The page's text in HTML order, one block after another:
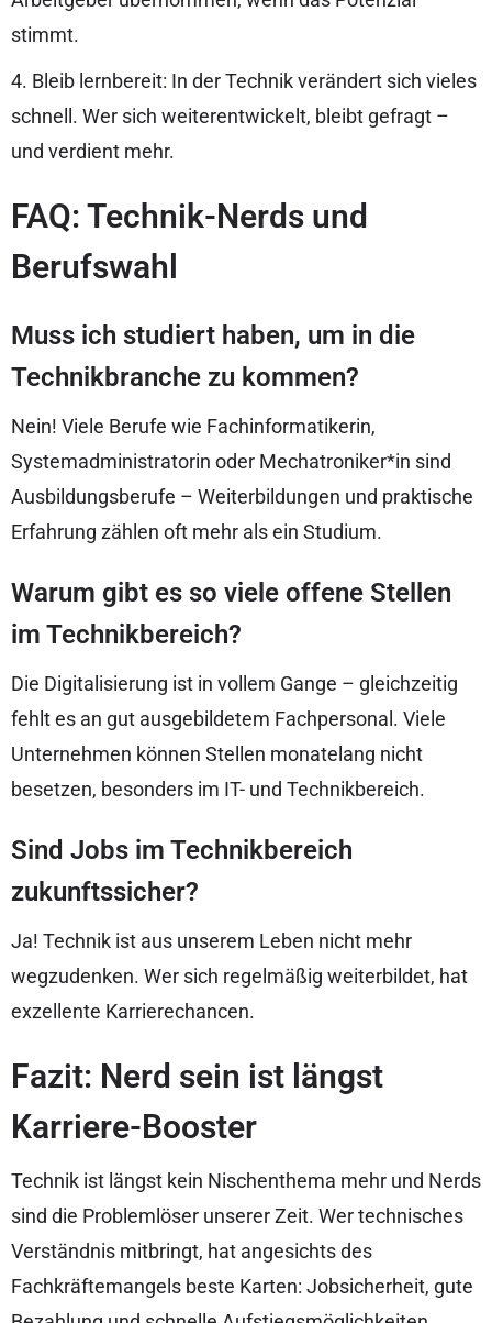
stimmt.
4. Bleib lernbereit: In der Technik verändert sich vieles
schnell. Wer sich weiterentwickelt, bleibt gefragt –
und verdient mehr.
FAQ: Technik-Nerds und
Berufswahl
Muss ich studiert haben, um in die
Technikbranche zu kommen?
Nein! Viele Berufe wie Fachinformatikerin,
Systemadministratorin oder Mechatroniker*in sind
Ausbildungsberufe – Weiterbildungen und praktische
Erfahrung zählen oft mehr als ein Studium.
Warum gibt es so viele offene Stellen
im Technikbereich?
Die Digitalisierung ist in vollem Gange – gleichzeitig
fehlt es an gut ausgebildetem Fachpersonal. Viele
Unternehmen können Stellen monatelang nicht
besetzen, besonders im IT- und Technikbereich.
Sind Jobs im Technikbereich
zukunftssicher?
Ja! Technik ist aus unserem Leben nicht mehr
wegzudenken. Wer sich regelmäßig weiterbildet, hat
exzellente Karrierechancen.
Fazit: Nerd sein ist längst
Karriere-Booster
Technik ist längst kein Nischenthema mehr und Nerds
sind die Problemlöser unserer Zeit. Wer technisches
Verständnis mitbringt, hat angesichts des
Fachkräftemangels beste Karten: Jobsicherheit, gute